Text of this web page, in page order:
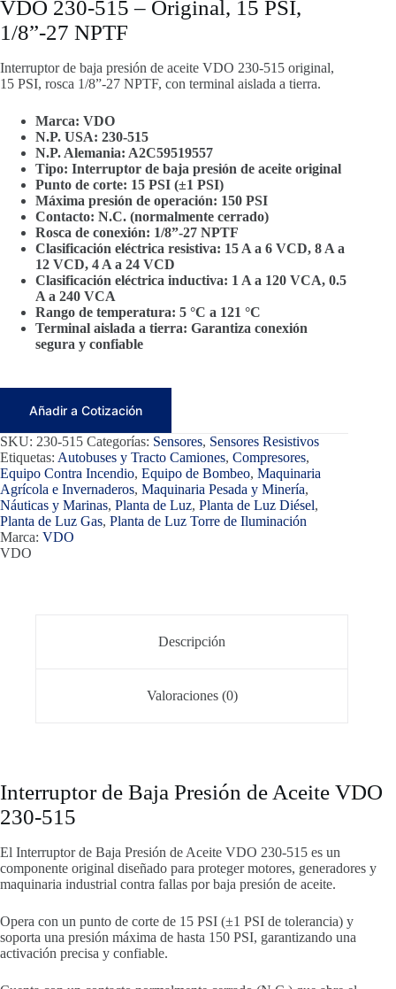
VDO 230-515 – Original, 15 PSI,
1/8”-27 NPTF
Interruptor de baja presión de aceite VDO 230-515 original,
15 PSI, rosca 1/8”-27 NPTF, con terminal aislada a tierra.
Marca: VDO
N.P. USA: 230-515
N.P. Alemania: A2C59519557
Tipo: Interruptor de baja presión de aceite original
Punto de corte: 15 PSI (±1 PSI)
Máxima presión de operación: 150 PSI
Contacto: N.C. (normalmente cerrado)
Rosca de conexión: 1/8”-27 NPTF
Clasificación eléctrica resistiva: 15 A a 6 VCD, 8 A a
12 VCD, 4 A a 24 VCD
Clasificación eléctrica inductiva: 1 A a 120 VCA, 0.5
A a 240 VCA
Rango de temperatura: 5 °C a 121 °C
Terminal aislada a tierra: Garantiza conexión
segura y confiable
Añadir a Cotización
SKU: 230-515 Categorías: Sensores, Sensores Resistivos
Etiquetas: Autobuses y Tracto Camiones, Compresores,
Equipo Contra Incendio, Equipo de Bombeo, Maquinaria
Agrícola e Invernaderos, Maquinaria Pesada y Minería,
Náuticas y Marinas, Planta de Luz, Planta de Luz Diésel,
Planta de Luz Gas, Planta de Luz Torre de Iluminación
Marca: VDO
VDO
Descripción
Valoraciones (0)
Interruptor de Baja Presión de Aceite VDO
230-515
El Interruptor de Baja Presión de Aceite VDO 230-515 es un
componente original diseñado para proteger motores, generadores y
maquinaria industrial contra fallas por baja presión de aceite.
Opera con un punto de corte de 15 PSI (±1 PSI de tolerancia) y
soporta una presión máxima de hasta 150 PSI, garantizando una
activación precisa y confiable.